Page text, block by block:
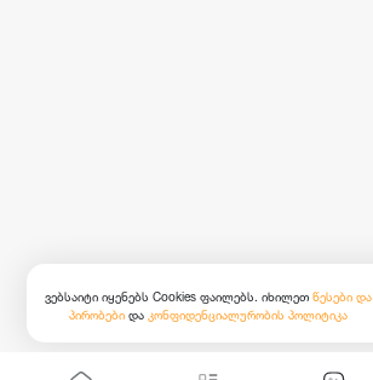
ვებსაიტი იყენებს Cookies ფაილებს. იხილეთ წესები და
პირობები და კონფიდენციალურობის პოლიტიკა